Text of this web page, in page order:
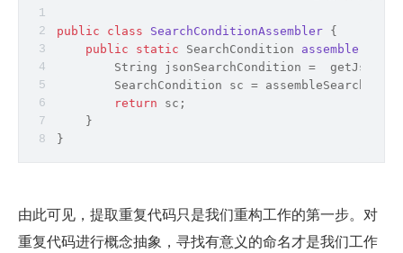
public class SearchConditionAssembler {
public
static SearchCondition assemble
String jsonSearchCondition =
SearchCondition sc =
return sc;
    }
}
由此可见，提取重复代码只是我们重构工作的第一步。对
重复代码进行概念抽象，寻找有意义的命名才是我们工作